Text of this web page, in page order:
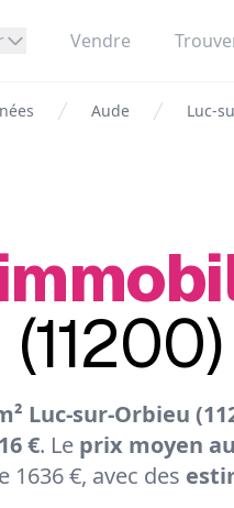
Vendre
Aude Luc-
Luc-sur-Orbieu
€. Le prix moyen
1636 €, avec des